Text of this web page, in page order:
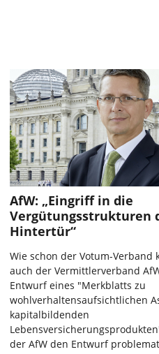
AfW: „Eingriff in die
Vergütungsstrukturen
Hintertür“
Wie schon der Votum-Verband
auch der Vermittlerverband
Entwurf eines "Merkblatts zu
wohlverhaltensaufsichtlichen
kapitalbildenden
der AfW den Entwurf